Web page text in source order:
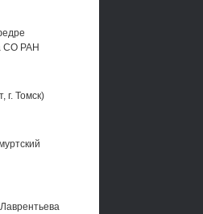
СО РАН
г. Томск)